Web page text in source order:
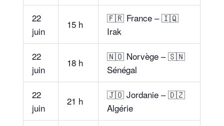
22
juin
15 h
🇫🇷 France – 🇮🇶
Irak
22
juin
18 h
🇳🇴 Norvège – 🇸🇳
Sénégal
22
juin
21 h
🇯🇴 Jordanie – 🇩🇿
Algérie